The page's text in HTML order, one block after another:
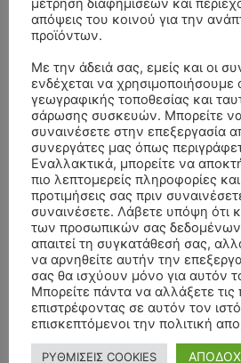
- Advertisment -
μέτρηση διαφημίσεων και
απόψεις του κοινού για την
προϊόντων.
Με την άδειά σας, εμείς και οι
ενδέχεται να χρησιμοποιήσουμε
γεωγραφικής τοποθεσίας και
σάρωσης συσκευών. Μπορείτε
συναινέσετε στην επεξεργασία
συνεργάτες μας όπως
Εναλλακτικά, μπορείτε να
πιο λεπτομερείς πληροφορίες
προτιμήσεις σας πριν
συναινέσετε. Λάβετε υπόψη ότι
των προσωπικών σας δεδομένων
απαιτεί τη συγκατάθεσή σας,
να αρνηθείτε αυτήν την
σας θα ισχύουν μόνο για αυτόν
Μπορείτε πάντα να αλλάξετε τις
επιστρέφοντας σε αυτόν τον
επισκεπτόμενοι την πολιτική
ΡΥΘΜΙΣΕΙΣ COOKIES